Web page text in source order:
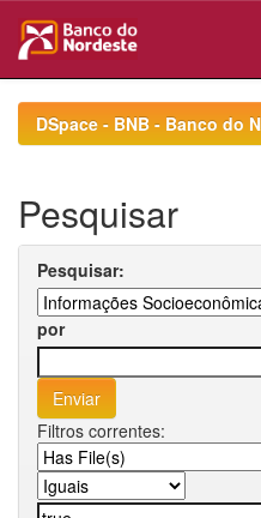
navigationDSpace - BNB - Banco do
Pesquisar
Pesquisar:
por
Filtros correntes: